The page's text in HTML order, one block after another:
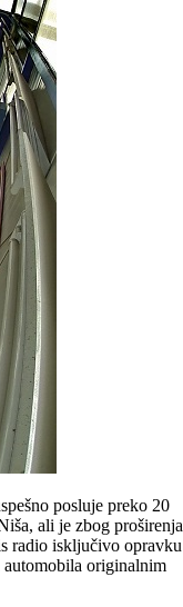
posluje preko 20
ali je zbog proširenja
radio isključivo opravku
originalnim